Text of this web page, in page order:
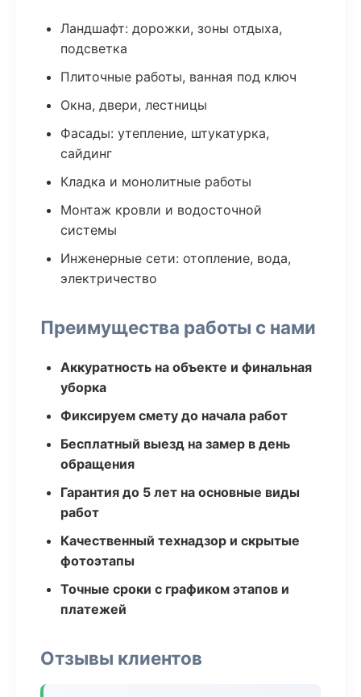
Ландшафт: дорожки, зоны отдыха,
подсветка
Плиточные работы, ванная под ключ
Окна, двери, лестницы
Фасады: утепление, штукатурка,
сайдинг
Кладка и монолитные работы
Монтаж кровли и водосточной
системы
Инженерные сети: отопление, вода,
электричество
Преимущества работы с нами
Аккуратность на объекте и финальная
уборка
Фиксируем смету до начала работ
Бесплатный выезд на замер в день
обращения
Гарантия до 5 лет на основные виды
работ
Качественный технадзор и скрытые
фотоэтапы
Точные сроки с графиком этапов и
платежей
Отзывы клиентов